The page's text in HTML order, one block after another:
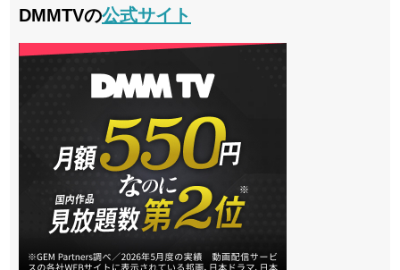
DMMTVの公式サイト